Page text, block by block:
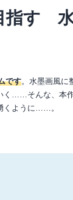
指す
です。水墨画風に
……そんな、本
くように……。